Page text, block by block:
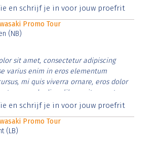
nibh et justo cursus id rutrum lorem
en schrijf je in voor jouw proefrit
Promo Tour
(NB)
sit amet, consectetur adipiscing
varius enim in eros elementum
mi quis viverra ornare, eros dolor
ut commodo diam libero vitae erat.
nibh et justo cursus id rutrum lorem
en schrijf je in voor jouw proefrit
Promo Tour
(LB)